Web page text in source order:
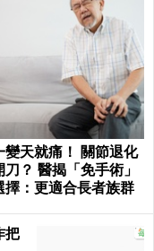
變天就痛！ 關節退化
刀？ 醫揭「免手術」
擇：更適合長者族群
把